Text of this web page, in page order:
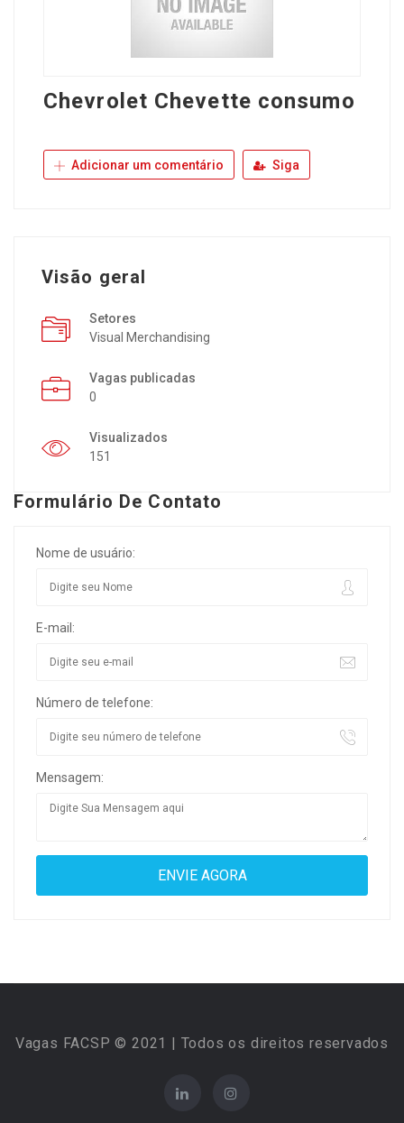
Chevrolet Chevette consumo
Adicionar um comentário Siga
Visão geral
Setores
Visual Merchandising
Vagas publicadas
0
Visualizados
151
Formulário De Contato
Nome de usuário:
E-mail:
Número de telefone:
Mensagem:
Vagas FACSP © 2021 | Todos os direitos reservados